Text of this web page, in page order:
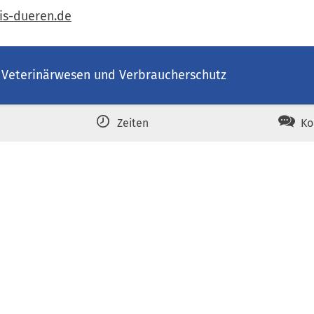
dueren de
und Verbraucherschutz
Zeiten